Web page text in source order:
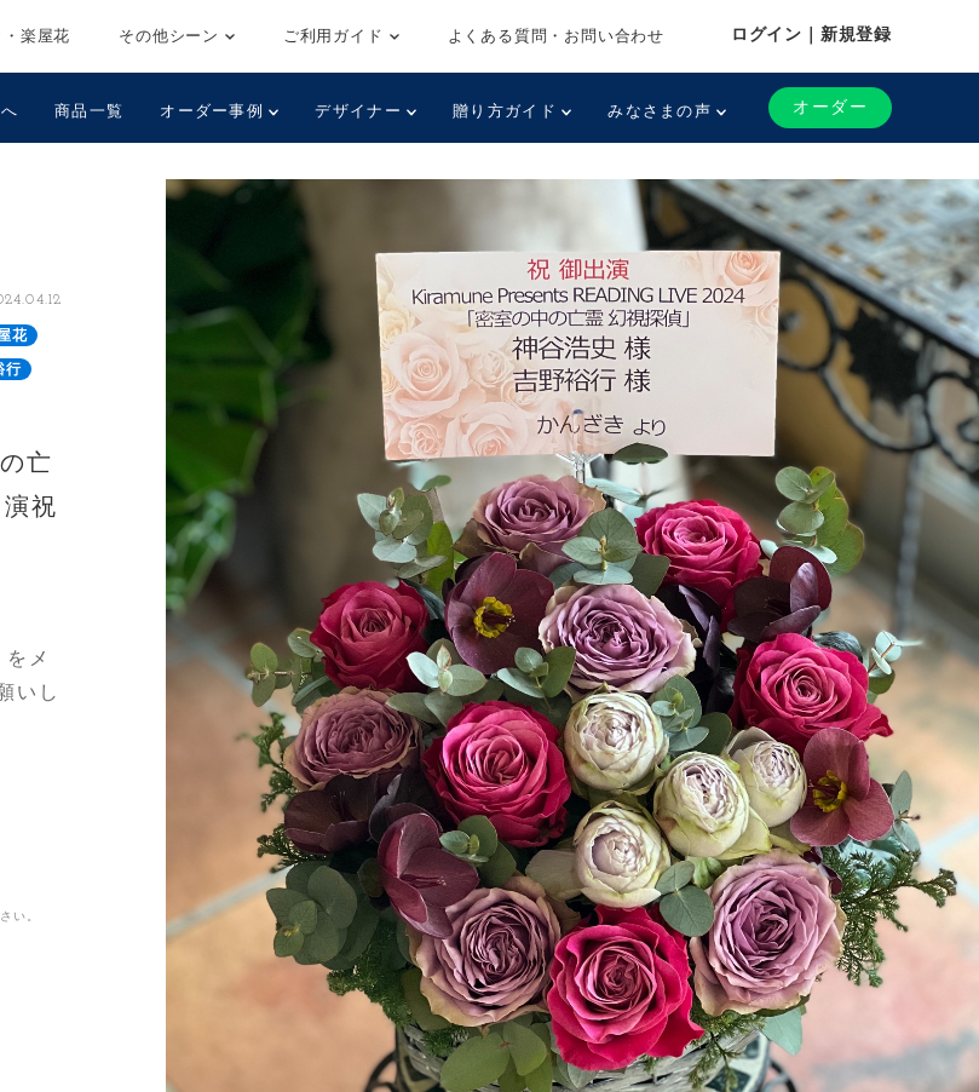
楽屋花 その他シーン ご利用ガイド よくある質問・お問い合わせ ログイン｜新規登録
商品一覧 オーダー事例 デザイナー 贈り方ガイド みなさまの声 オーダー
花
行
亡
祝
メ
いし
った
にご
だ
た。
い。